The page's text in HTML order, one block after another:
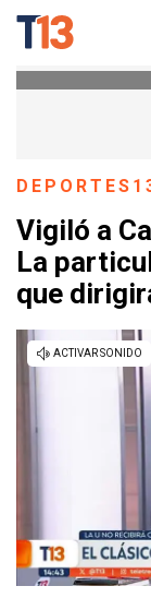
Vigiló a
La
que